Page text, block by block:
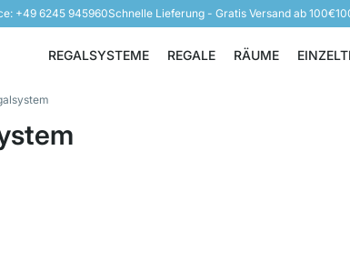
+49 6245 945960Schnelle Lieferung - Gratis Versand ab 100€
REGALSYSTEME
Regalsysteme
REGALE
Regale
RÄUME
Räume